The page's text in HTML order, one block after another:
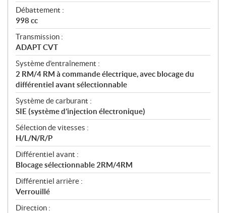
Débattement :
998 cc
Transmission :
ADAPT CVT
Système d’entraînement :
2 RM/4 RM à commande électrique, avec blocage du
différentiel avant sélectionnable
Système de carburant :
SIE (système d’injection électronique)
Sélection de vitesses :
H/L/N/R/P
Différentiel avant :
Blocage sélectionnable 2RM/4RM
Différentiel arrière :
Verrouillé
Direction :